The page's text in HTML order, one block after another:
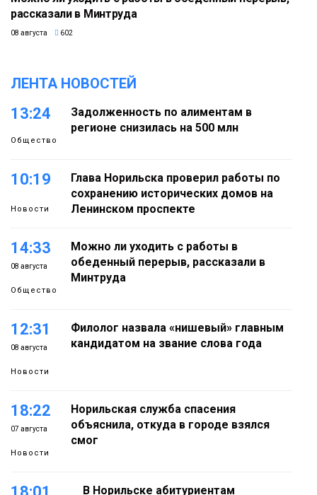
рассказали в Минтруда
08 августа 602
ЛЕНТА НОВОСТЕЙ
13:24
Общество
Задолженность по алиментам в
регионе снизилась на 500 млн
10:19
Новости
Глава Норильска проверил работы по
сохранению исторических домов на
Ленинском проспекте
14:33
08 августа
Общество
Можно ли уходить с работы в
обеденный перерыв, рассказали в
Минтруда
12:31
08 августа
Новости
Филолог назвала «нишевый» главным
кандидатом на звание слова года
18:22
07 августа
Новости
Норильская служба спасения
объяснила, откуда в городе взялся
смог
В Норильске абитуриентам